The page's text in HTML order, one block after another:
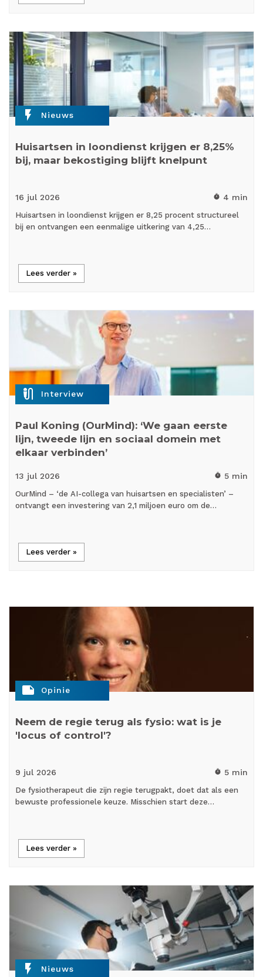
flash_on Nieuws
Huisartsen in loondienst krijgen er 8,25%
bij, maar bekostiging blijft knelpunt
16 jul 2026 timer 4 min
Huisartsen in loondienst krijgen er 8,25 procent structureel
bij en ontvangen een eenmalige uitkering van 4,25…
Lees verder »
mic_external_on Interview
Paul Koning (OurMind): ‘We gaan eerste
lijn, tweede lijn en sociaal domein met
elkaar verbinden’
13 jul 2026 timer 5 min
OurMind – ‘de AI-collega van huisartsen en specialisten’ –
ontvangt een investering van 2,1 miljoen euro om de…
Lees verder »
note Opinie
Neem de regie terug als fysio: wat is je
'locus of control'?
9 jul 2026 timer 5 min
De fysiotherapeut die zijn regie terugpakt, doet dat als een
bewuste professionele keuze. Misschien start deze…
Lees verder »
flash_on Nieuws